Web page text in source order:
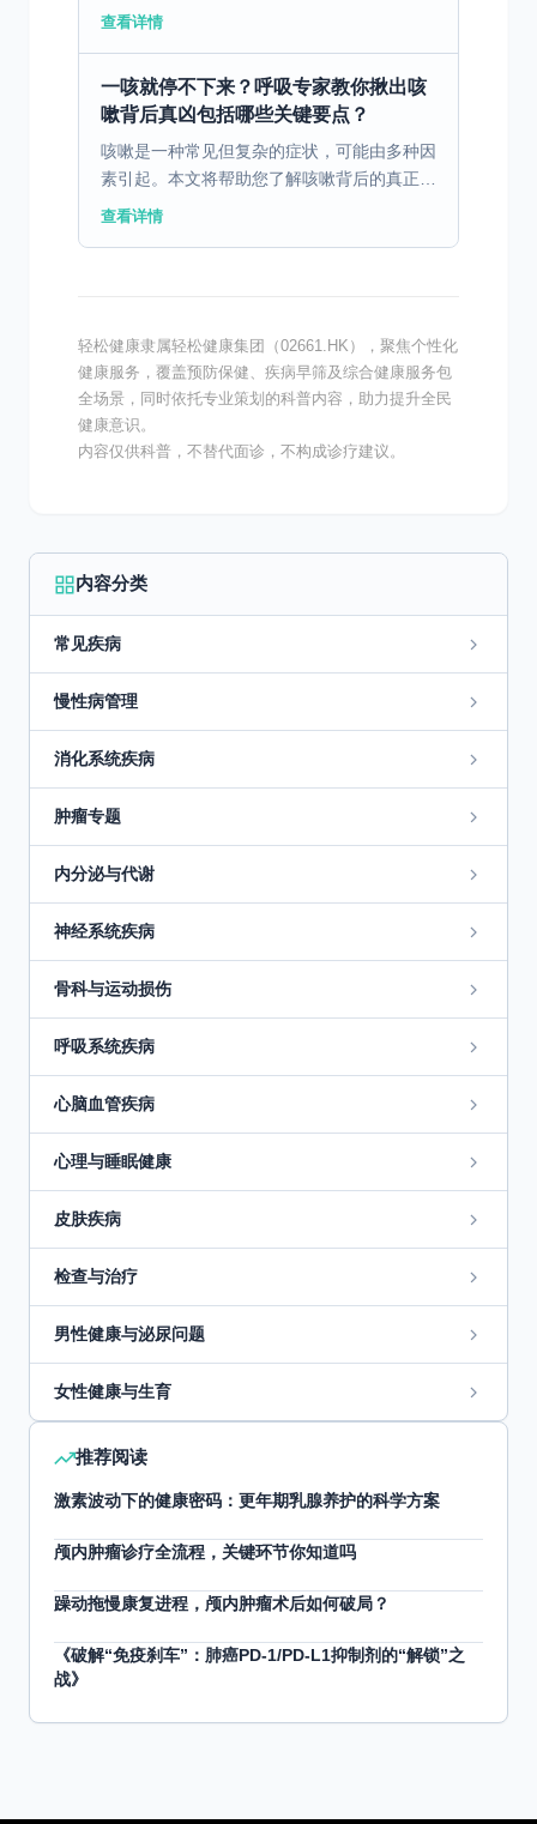
病的高发。通过科学合理的饮食调理，可以有
查看详情
一咳就停不下来？呼吸专家教你揪出咳
嗽背后真凶包括哪些关键要点？
咳嗽是一种常见但复杂的症状，可能由多种因
素引起。本文将帮助您了解咳嗽背后的真正原
因，并提供有效的应对方法。 一、咳嗽的主
查看详情
轻松健康隶属轻松健康集团（02661.HK），聚焦个性化
健康服务，覆盖预防保健、疾病早筛及综合健康服务包
全场景，同时依托专业策划的科普内容，助力提升全民
健康意识。
内容仅供科普，不替代面诊，不构成诊疗建议。
内容分类
常见疾病
慢性病管理
消化系统疾病
肿瘤专题
内分泌与代谢
神经系统疾病
骨科与运动损伤
呼吸系统疾病
心脑血管疾病
心理与睡眠健康
皮肤疾病
检查与治疗
男性健康与泌尿问题
女性健康与生育
推荐阅读
激素波动下的健康密码：更年期乳腺养护的科学方案
颅内肿瘤诊疗全流程，关键环节你知道吗
躁动拖慢康复进程，颅内肿瘤术后如何破局？
《破解“免疫刹车”：肺癌PD-1/PD-L1抑制剂的“解锁”之
战》